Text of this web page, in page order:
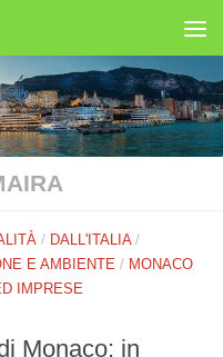
/ DALL'ITALIA/
E AMBIENTE / MONACO
IMPRESE
Monaco: in